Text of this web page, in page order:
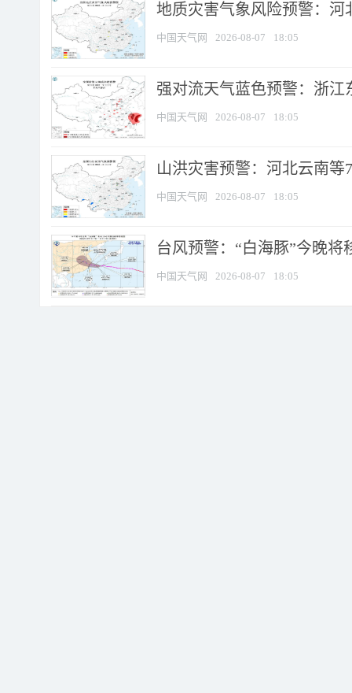
地质灾害气象风险预警：河
中国天气网 2026-08-07 18:05
强对流天气蓝色预警：浙江
中国天气网 2026-08-07 18:05
山洪灾害预警：河北云南
中国天气网 2026-08-07 18:05
台风预警：“白海豚”今晚将
中国天气网 2026-08-07 18:05